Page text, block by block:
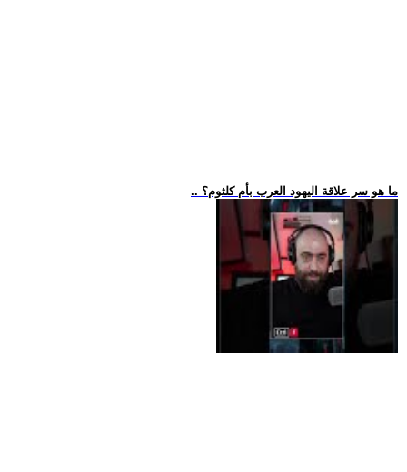
.. ما هو سر علاقة اليهود العرب بأم كلثوم؟